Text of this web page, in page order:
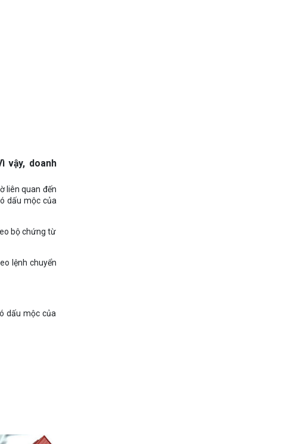
vậy, doanh
liên quan đến
dấu mộc của
bộ chứng từ
lệnh chuyển
dấu mộc của